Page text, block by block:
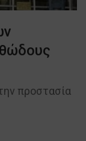
προστασία